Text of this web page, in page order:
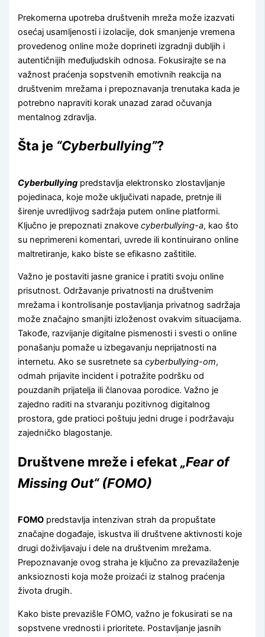
Prekomerna upotreba društvenih mreža može izazvati
osećaj usamljenosti i izolacije, dok smanjenje vremena
provedenog online može doprineti izgradnji dubljih i
autentičnijih međuljudskih odnosa. Fokusirajte se na
važnost praćenja sopstvenih emotivnih reakcija na
društvenim mrežama i prepoznavanja trenutaka kada je
potrebno napraviti korak unazad zarad očuvanja
mentalnog zdravlja.
Šta je “Cyberbullying”?
Cyberbullying predstavlja elektronsko zlostavljanje
pojedinaca, koje može uključivati napade, pretnje ili
širenje uvredljivog sadržaja putem online platformi.
Ključno je prepoznati znakovecyberbullying-a, kao što
su neprimereni komentari, uvrede ili kontinuirano online
maltretiranje, kako biste se efikasno zaštitile.
Važno je postaviti jasne granice i pratiti svoju online
prisutnost. Održavanje privatnosti na društvenim
mrežama i kontrolisanje postavljanja privatnog sadržaja
može značajno smanjiti izloženost ovakvim situacijama.
Takođe, razvijanje digitalne pismenosti i svesti o online
ponašanju pomaže u izbegavanju neprijatnosti na
internetu. Ako se susretnete sacyberbullying-om,
odmah prijavite incident i potražite podršku od
pouzdanih prijatelja ili članovaa porodice. Važno je
zajedno raditi na stvaranju pozitivnog digitalnog
prostora, gde pratioci poštuju jedni druge i podržavaju
zajedničko blagostanje.
Društvene mreže i efekat„Fear of
Missing Out“ (FOMO)
FOMO predstavlja intenzivan strah da propuštate
značajne događaje, iskustva ili društvene aktivnosti koje
drugi doživljavaju i dele na društvenim mrežama.
Prepoznavanje ovog straha je ključno za prevazilaženje
anksioznosti koja može proizaći iz stalnog praćenja
života drugih.
Kako biste prevazišle FOMO, važno je fokusirati se na
sopstvene vrednosti i prioritete. Postavljanje jasnih